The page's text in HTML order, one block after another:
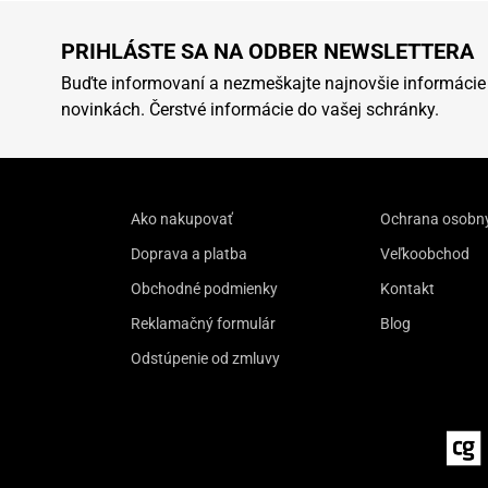
PRIHLÁSTE SA NA ODBER NEWSLETTERA
Buďte informovaní a nezmeškajte najnovšie
novinkách. Čerstvé informácie do vašej schránky.
Ako nakupovať
Doprava a platba
Obchodné podmienky
Reklamačný formulár
Odstúpenie od zmluvy
Ochrana
Veľkoobchod
Kontakt
Blog